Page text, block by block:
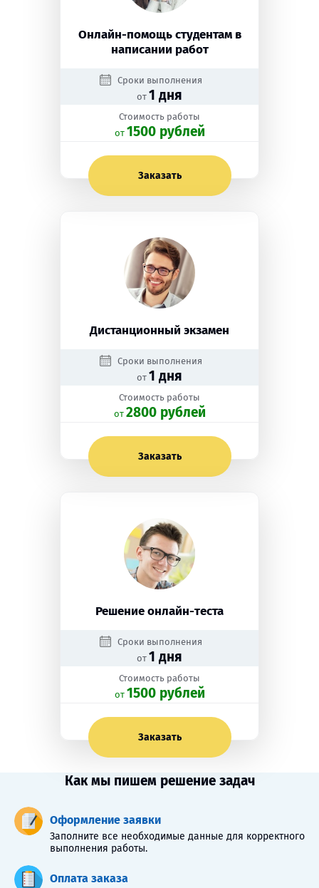
Онлайн-помощь студентам в
написании работ
Сроки выполнения
от 1 дня
Стоимость работы
oт 1500 рублей
Заказать
Дистанционный экзамен
Сроки выполнения
от 1 дня
Стоимость работы
oт 2800 рублей
Заказать
Решение онлайн-теста
Сроки выполнения
от 1 дня
Стоимость работы
oт 1500 рублей
Заказать
Как мы пишем решение задач
Оформление заявки
Заполните все необходимые данные для корректного
выполнения работы.
Оплата заказа